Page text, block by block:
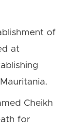
of
at
Cheikh
for